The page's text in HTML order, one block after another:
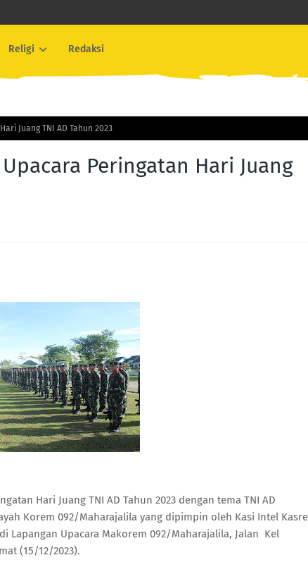
Religi Redaksi
Juang TNI AD Tahun 2023
Peringatan Hari Juang
Hari Juang TNI AD Tahun 2023 dengan tema TNI AD
Korem 092/Maharajalila yang dipimpin oleh Kasi Intel
Lapangan Upacara Makorem 092/Maharajalila, Jalan Kel
(15/12/2023).